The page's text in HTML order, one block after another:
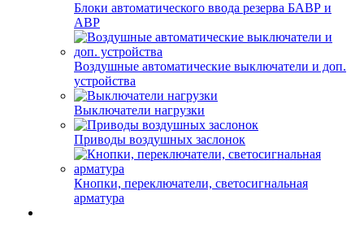
Блоки автоматического ввода резерва БАВР и
АВР
Воздушные автоматические выключатели и доп.
устройства
Выключатели нагрузки
Приводы воздушных заслонок
Кнопки, переключатели, светосигнальная
арматура